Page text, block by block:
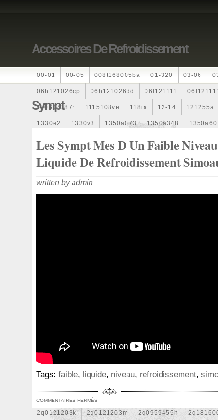
Accessoires De Refroidissement
00-01 00-05 008t168005ba 01-320 03-06
06h121026cp 06h121026dd 06l121111
110607087r 1115108ve 118ia 12-14 121255a
1330e2 1330v3 1350a073 1350a348
1985-1987
220928kh13a0000038 220v 252kw
253103e710 253103k750 25310a4050
253802y000 253803z
272105fw0a
2q0121203k 2q0121203m 2q0959455h
Sympt
Les Sympt Mes D Un Faible
Liquide De Refroidissement
written by admin
Tags: faible, liquide, niveau, refroidissement,
COMMENTAIRES FERMÉS